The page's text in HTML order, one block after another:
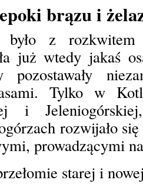
brązu i
było z
już wtedy jakaś
Tylko w
i
rozwijało się
prowadzącymi
starej i